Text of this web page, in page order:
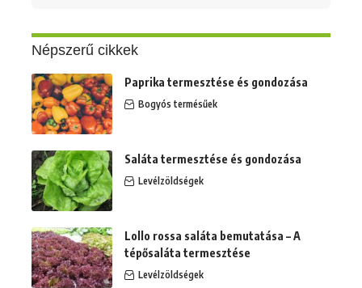
Népszerű cikkek
Paprika termesztése és gondozása
Bogyós termésűek
Saláta termesztése és gondozása
Levélzöldségek
Lollo rossa saláta bemutatása – A
tépősaláta termesztése
Levélzöldségek